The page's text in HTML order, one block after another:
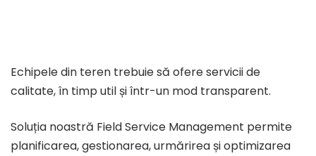
Echipele din teren trebuie să ofere servicii de
calitate, în timp util și într-un mod transparent.
Soluția noastră Field Service Management permite
planificarea, gestionarea, urmărirea și optimizarea